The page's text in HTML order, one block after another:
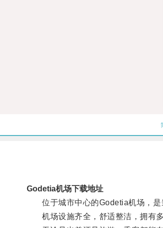
Godetia机场下载地址
位于城市中心的Godetia机场，是
机场设施齐全，舒适整洁，拥有多